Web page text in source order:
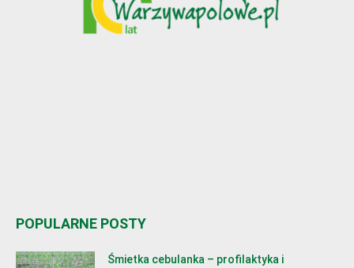
POPULARNE POSTY
Śmietka cebulanka – profilaktyka i